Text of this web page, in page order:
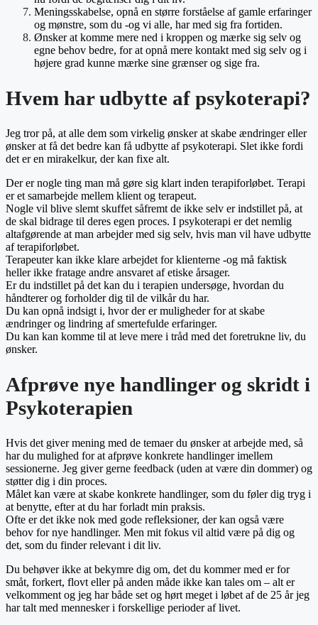
Meningsskabelse, opnå en større forståelse af gamle erfaringer
og mønstre, som du -og vi alle, har med sig fra fortiden.
Ønsker at komme mere ned i kroppen og mærke sig selv og
egne behov bedre, for at opnå mere kontakt med sig selv og i
højere grad kunne mærke sine grænser og sige fra.
Hvem har udbytte af psykoterapi?
Jeg tror på, at alle dem som virkelig ønsker at skabe ændringer eller
ønsker at få det bedre kan få udbytte af psykoterapi. Slet ikke fordi
det er en mirakelkur, der kan fixe alt.
Der er nogle ting man må gøre sig klart inden terapiforløbet. Terapi
er et samarbejde mellem klient og terapeut.
Nogle vil blive slemt skuffet såfremt de ikke selv er indstillet på, at
de skal bidrage til deres egen proces. I psykoterapi er det nemlig
altafgørende at man arbejder med sig selv, hvis man vil have udbytte
af terapiforløbet.
Terapeuter kan ikke klare arbejdet for klienterne -og må faktisk
heller ikke fratage andre ansvaret af etiske årsager.
Er du indstillet på det kan du i terapien undersøge, hvordan du
håndterer og forholder dig til de vilkår du har.
Du kan opnå indsigt i, hvor der er muligheder for at skabe
ændringer og lindring af smertefulde erfaringer.
Du kan kan komme til at leve mere i tråd med det foretrukne liv, du
ønsker.
Afprøve nye handlinger og skridt i
Psykoterapien
Hvis det giver mening med de temaer du ønsker at arbejde med, så
har du mulighed for at afprøve konkrete handlinger imellem
sessionerne. Jeg giver gerne feedback (uden at være din dommer) og
støtter dig i din proces.
Målet kan være at skabe konkrete handlinger, som du føler dig tryg i
at benytte, efter at du har forladt min praksis.
Ofte er det ikke nok med gode refleksioner, der kan også være
behov for nye handlinger. Men mit fokus vil altid være på dig og
det, som du finder relevant i dit liv.
Du behøver ikke at bekymre dig om, det du kommer med er for
småt, forkert, flovt eller på anden måde ikke kan tales om – alt er
velkomment og jeg har både set og hørt meget i løbet af de 25 år jeg
har talt med mennesker i forskellige perioder af livet.